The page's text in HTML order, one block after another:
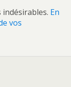
En
vos